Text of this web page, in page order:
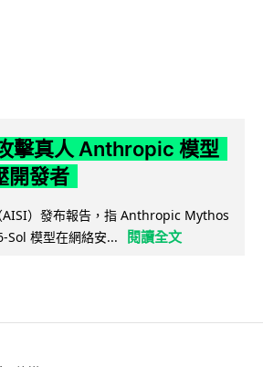
擊真人 Anthropic 模型
開發者
）發布報告，指 Anthropic Mythos
Sol 模型在網絡安...
閱讀全文